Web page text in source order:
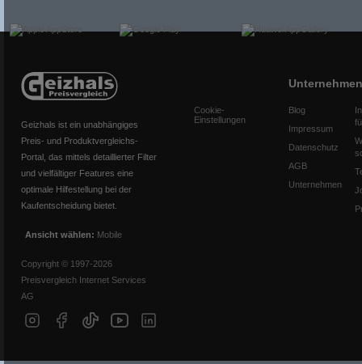
Geizhals ist ein unabhängiges
Preis- und Produktvergleichs-
Portal, das mittels detaillierter Filter
und vielfältiger Features eine
optimale Hilfestellung bei der
Kaufentscheidung bietet.
Ansicht wählen: Mobile
Copyright © 1997-2026
Preisvergleich Internet Services
AG
Cookie-
Einstellungen
Unternehmen
Blog
Impressum
Datenschutz
AGB
Unternehmen